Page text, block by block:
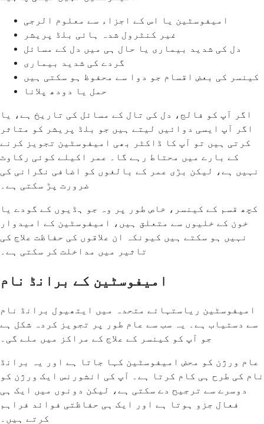
امیفوسٹین یا اس کے اجزاء سے معلوم الرجی
غیر کنٹرول شدہ ہائی بلڈ پریشر
دل کی شدید بیماری یا حال ہی میں دل کے مسائل
گردے کی شدید بیماری
کینسر کی بعض اقسام جو دوا سے محفوظ ہو سکتی ہیں
حمل یا دودھ پلانا
اگر آپ کو فالج، دل کی تال کے مسائل کی تاریخ ہے، یا
اگر آپ ایسی دوائیں لیتے ہیں جو بلڈ پریشر کو متاثر
کرتی ہیں تو آپ کا ڈاکٹر بھی امیفوسٹین تجویز کرنے
کے بارے میں محتاط رہے گا۔ عمر اکیلے کوئی رکاوٹ
نہیں ہے، لیکن بڑی عمر کے بالغوں کو اضافی نگرانی کی
ضرورت پڑ سکتی ہے۔
کچھ قسم کے کینسر، خاص طور پر وہ جو ہڈیوں کے گودے یا
خون کے خلیوں سے متعلق ہیں، امیفوسٹین کے امیدوار
نہیں ہو سکتے ہیں کیونکہ ان علاقوں کی حفاظت علاج کی
تاثیر میں مداخلت کر سکتی ہے۔
امیفوسٹین کے برانڈ نام
امیفوسٹین ریاستہائے متحدہ میں ایتھیول برانڈ نام
سے دستیاب ہے۔ یہ سب سے عام طور پر تجویز کردہ شکل ہے
جو آپ کو کینسر کے علاج کے مراکز میں ملے گی۔
عام ورژن کو محض امیفوسٹین کہا جاتا ہے اور یہ برانڈ
نام کی طرح ہی کام کرتا ہے۔ آپ کی انشورنس ایک ورژن کو
دوسرے سے ترجیح دے سکتی ہے، لیکن دونوں میں ایک ہی
فعال جزو ہوتا ہے اور ایک ہی حفاظتی فوائد فراہم
کرتے ہیں۔